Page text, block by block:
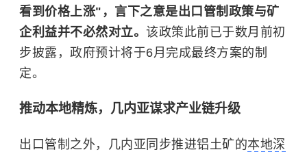
看到价格上涨"，言下之意是出口管制政策与矿
企利益并不必然对立。 该政策此前已于数月前初
步披露，政府预计将于6月完成最终方案的制
定。
推动本地精炼，几内亚谋求产业链升级
出口管制之外，几内亚同步推进铝土矿的本地深